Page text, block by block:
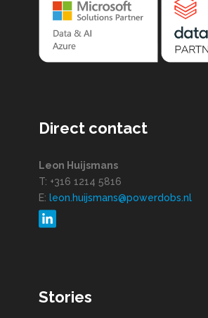
Direct contact
Leon Huijsmans
T: +316 1214 5816
E: leon.huijsmans@powerdobs.nl
Stories